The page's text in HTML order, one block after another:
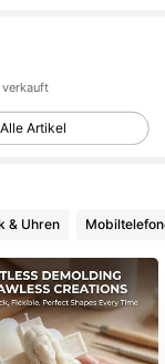
Alle Artikel
& Uhren